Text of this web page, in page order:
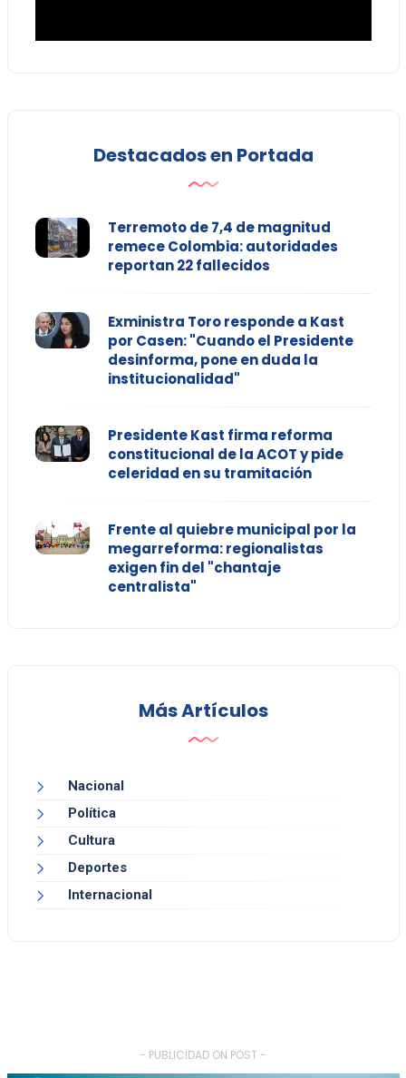
Destacados en Portada
Terremoto de 7,4 de magnitud
remece Colombia: autoridades
reportan 22 fallecidos
Exministra Toro responde a Kast
por Casen: "Cuando el Presidente
desinforma, pone en duda la
institucionalidad"
Presidente Kast firma reforma
constitucional de la ACOT y pide
celeridad en su tramitación
Frente al quiebre municipal por la
megarreforma: regionalistas
exigen fin del "chantaje
centralista"
Más Artículos
Nacional
Política
Cultura
Deportes
Internacional
- PUBLICIDAD ON POST -